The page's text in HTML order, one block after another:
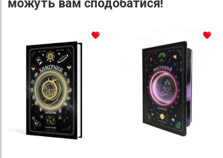
можуть вам сподобатися!
До списку бажань